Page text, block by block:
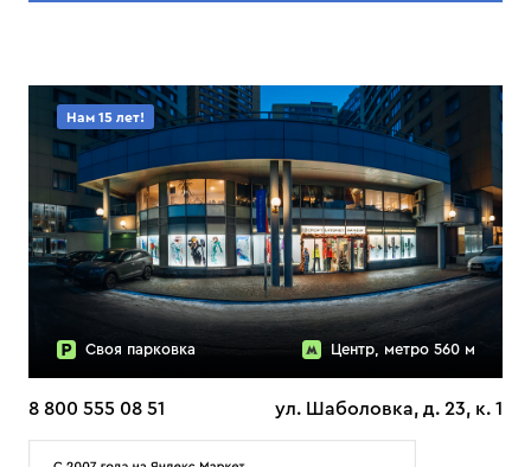
Нам 15 лет!
Своя парковка Центр, метро 560 м
8 800 555 08 51 ул. Шаболовка, д. 23, к. 1